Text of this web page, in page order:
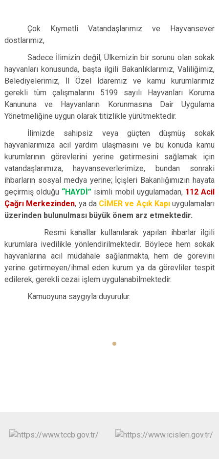
Çok Kıymetli Vatandaşlarımız ve Hayvansever
dostlarımız,
Sadece İlimizin değil, Ülkemizin bir sorunu olan sokak
hayvanları konusunda, başta ilgili Bakanlıklarımız, Valiliğimiz,
Belediyelerimiz, İl Özel İdaremiz ve kamu kurumlarımız
gerekli tüm çalışmalarını 5199 sayılı Hayvanları Koruma
Kanununa ve Hayvanların Korunmasına Dair Uygulama
Yönetmeliğine uygun olarak titizlikle yürütmektedir.
İlimizde sahipsiz veya güçten düşmüş sokak
hayvanlarımıza acil yardım ulaşmasını ve bu konuda kamu
kurumlarının görevlerini yerine getirmesini sağlamak için
vatandaşlarımıza, hayvanseverlerimize, bundan sonraki
ihbarların sosyal medya yerine; İçişleri Bakanlığımızın hayata
geçirmiş olduğu “HAYDİ” isimli mobil uygulamadan, 112 Acil
Çağrı Merkezinden, ya da CİMER ve Açık Kapıuygulamaları
üzerinden bulunulması büyük önem arz etmektedir.
Resmi kanallar kullanılarak yapılan ihbarlar ilgili
kurumlara ivedilikle yönlendirilmektedir. Böylece hem sokak
hayvanlarına acil müdahale sağlanmakta, hem de görevini
yerine getirmeyen/ihmal eden kurum ya da görevliler tespit
edilerek, gerekli cezai işlem uygulanabilmektedir.
Kamuoyuna saygıyla duyurulur.